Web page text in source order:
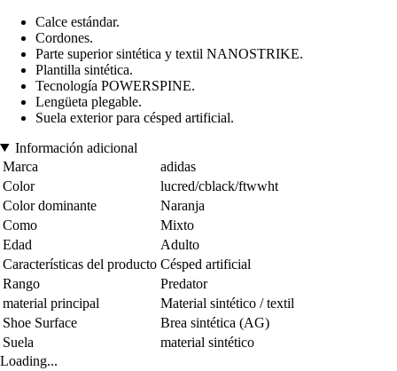
Calce estándar.
Cordones.
Parte superior sintética y textil NANOSTRIKE.
Plantilla sintética.
Tecnología POWERSPINE.
Lengüeta plegable.
Suela exterior para césped artificial.
Información adicional
Marca
adidas
Color
lucred/cblack/ftwwht
Color dominante
Naranja
Como
Mixto
Edad
Adulto
Características del producto Césped artificial
Rango
Predator
material principal
Material sintético / textil
Shoe Surface
Brea sintética (AG)
Suela
material sintético
Loading...